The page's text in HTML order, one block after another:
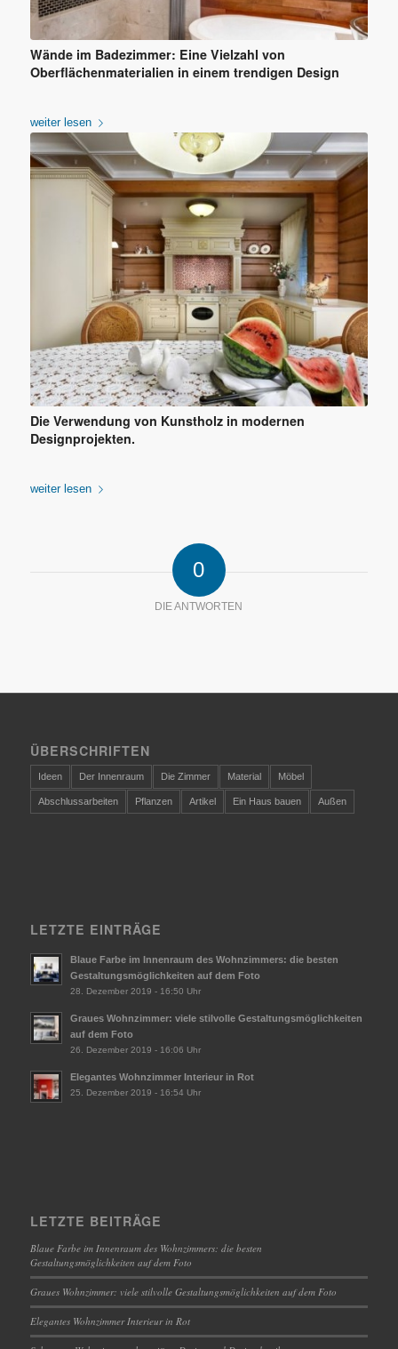
Wände im Badezimmer: Eine Vielzahl von
Oberflächenmaterialien in einem trendigen Design
weiter lesen
Die Verwendung von Kunstholz in modernen
Designprojekten.
weiter lesen
0
DIE ANTWORTEN
ÜBERSCHRIFTEN
Ideen Der Innenraum Die Zimmer Material Möbel
Abschlussarbeiten Pflanzen Artikel Ein Haus bauen Außen
LETZTE EINTRÄGE
Blaue Farbe im Innenraum des Wohnzimmers: die besten
Gestaltungsmöglichkeiten auf dem Foto
28. Dezember 2019 - 16:50 Uhr
Graues Wohnzimmer: viele stilvolle Gestaltungsmöglichkeiten
auf dem Foto
26. Dezember 2019 - 16:06 Uhr
Elegantes Wohnzimmer Interieur in Rot
25. Dezember 2019 - 16:54 Uhr
LETZTE BEITRÄGE
Blaue Farbe im Innenraum des Wohnzimmers: die besten
Gestaltungsmöglichkeiten auf dem Foto
Graues Wohnzimmer: viele stilvolle Gestaltungsmöglichkeiten auf dem Foto
Elegantes Wohnzimmer Interieur in Rot